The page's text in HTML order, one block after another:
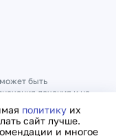
политику их
сайт лучше.
и многое
быть
лечения и не